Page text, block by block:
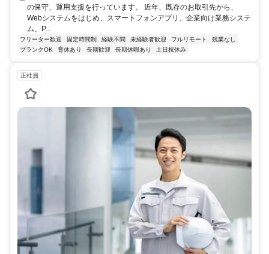
の保守、運用支援を行っています。 近年、既存のお取引先から、
Webシステムをはじめ、スマートフォンアプリ、企業向け業務システ
ム、P...
フリーター歓迎 固定時間制 経験不問 未経験者歓迎 フルリモート
残業なし
ブランクOK
育休あり 長期歓迎 長期休暇あり 土日祝休み
正社員